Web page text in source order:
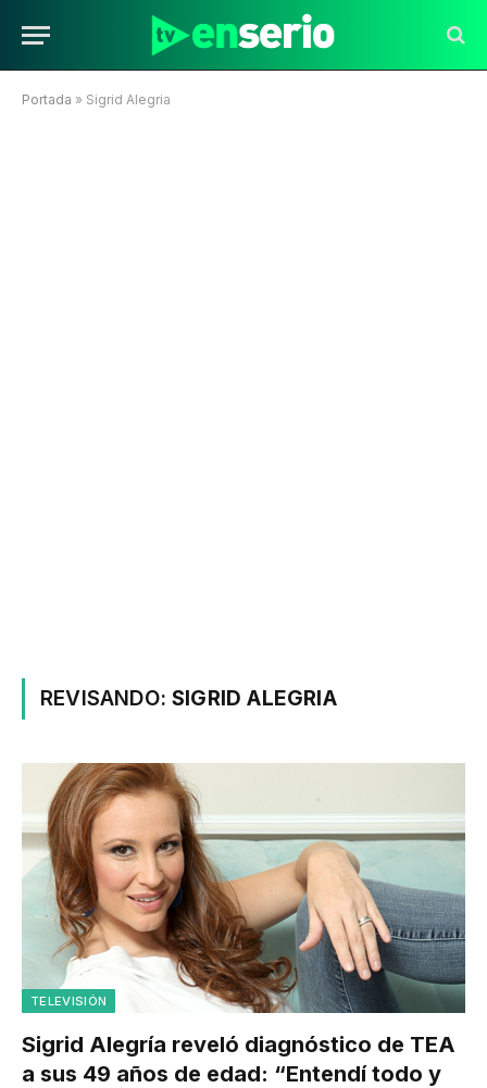
Portada » Sigrid Alegria
REVISANDO:SIGRID ALEGRIA
TELEVISIÓN
Sigrid Alegría reveló diagnóstico de TEA
a sus 49 años de edad: “Entendí todo y